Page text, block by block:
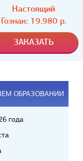
Настоящий
Гознак: 19.980 р.
ОБРАЗОВАНИИ
года